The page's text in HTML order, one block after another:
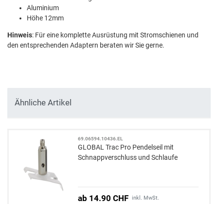
Aluminium
Höhe 12mm
Hinweis: Für eine komplette Ausrüstung mit Stromschienen und
den entsprechenden Adaptern beraten wir Sie gerne.
Ähnliche Artikel
69.06594.10436.EL
GLOBAL Trac Pro Pendelseil mit
Schnappverschluss und Schlaufe
ab 14.90 CHF inkl. MwSt.